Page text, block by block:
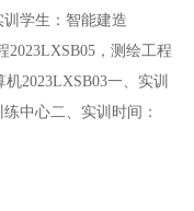
学生：智能建造
2023LXSB05，测绘工程
机2023LXSB03一、实训
中心二、实训时间：